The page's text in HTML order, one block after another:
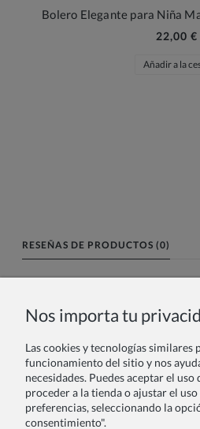
Bolero Elegante para Niña
22,00 €
Añadir a la
RESEÑAS DE PRODUCTOS (0)
Tu reseña:
Nos importa tu
Las cookies y tecnologías
funcionamiento del sitio y nos
necesidades. Puedes aceptar el
proceder a la tienda o ajustar el
preferencias, seleccionando la
consentimiento".